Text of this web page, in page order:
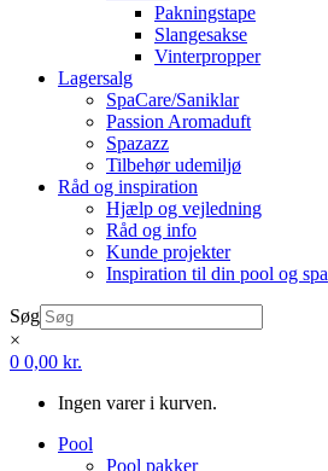
Pakningstape
Slangesakse
Vinterpropper
Lagersalg
SpaCare/Saniklar
Passion Aromaduft
Spazazz
Tilbehør udemiljø
Råd og inspiration
Hjælp og vejledning
Råd og info
Kunde projekter
Inspiration til din pool og spa
Søg
×
0 0,00 kr.
Ingen varer i kurven.
Pool
Pool pakker